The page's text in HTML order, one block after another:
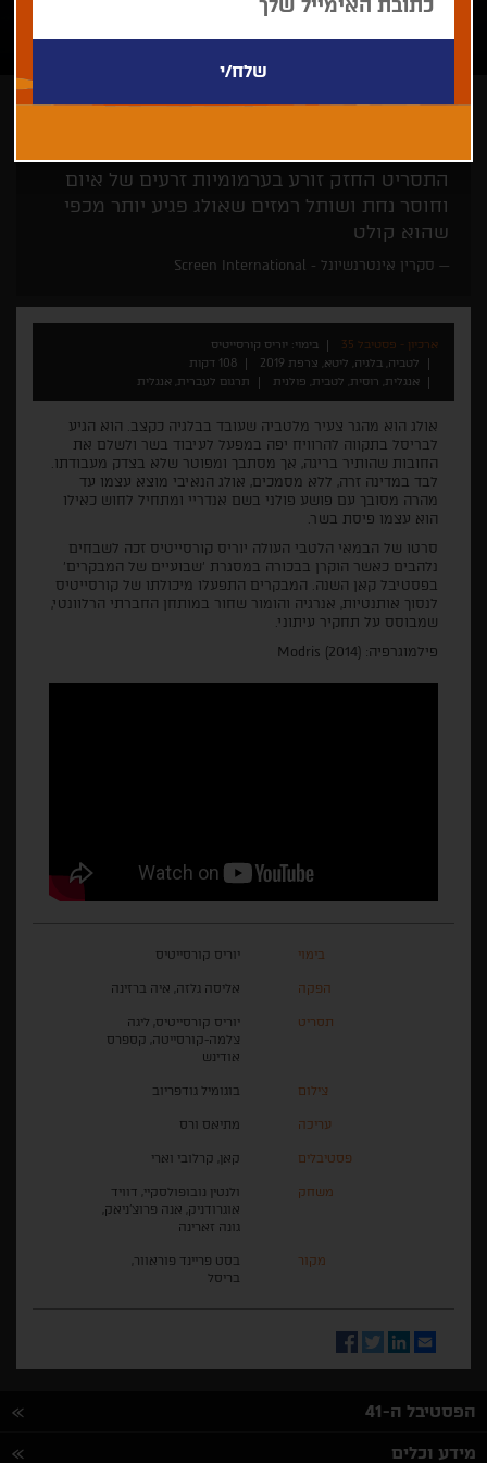
התסריט החזק זורע בערמומיות זרעים של איום
וחוסר נחת ושותל רמזים שאולג פגיע יותר מכפי
שהוא קולט
סקרין אינטרנשיונל - Screen International
ארכיון - פסטיבל 35
בימוי: יוריס קורסייטיס
לטביה, בלגיה, ליטא, צרפת 2019
108 דקות
אנגלית, רוסית, לטבית, פולנית
תרגום לעברית, אנגלית
אולג הוא מהגר צעיר מלטביה שעובד בבלגיה כקצב. הוא הגיע
לבריסל בתקווה להרוויח יפה במפעל לעיבוד בשר ולשלם את
החובות שהותיר בריגה, אך מסתבך ומפוטר שלא בצדק מעבודתו.
לבד במדינה זרה, ללא מסמכים, אולג הנאיבי מוצא עצמו עד
מהרה מסובך עם פושע פולני בשם אנדריי ומתחיל לחוש כאילו
הוא עצמו פיסת בשר.
סרטו של הבמאי הלטבי העולה יוריס קורסייטיס זכה לשבחים
נלהבים כאשר הוקרן בבכורה במסגרת 'שבועיים של המבקרים'
בפסטיבל קאן השנה. המבקרים התפעלו מיכולתו של קורסייטיס
לנסוך אותנטיות, אנרגיה והומור שחור במותחן החברתי הרלוונטי,
שמבוסס על תחקיר עיתוני.
פילמוגרפיה: Modris (2014)
בימוי יוריס קורסייטיס
הפקה אליסה גלזה, איה ברזינה
תסריט
יוריס קורסייטיס, ליגה
צלמה-קורסייטה, קספרס
אודינש
צילום בוגומיל גודפריוב
עריכה מתיאס ורס
פסטיבלים קאן, קרלובי וארי
משחק
ולנטין נובופולסקיי, דוויד
אוגרודניק, אנה פרוצ'ניאק,
גונה זארינה
מקור
בסט פריינד פוראוור,
בריסל
Email
LinkedIn
Twitter
Facebook
הפסטיבל ה-41
מידע וכלים